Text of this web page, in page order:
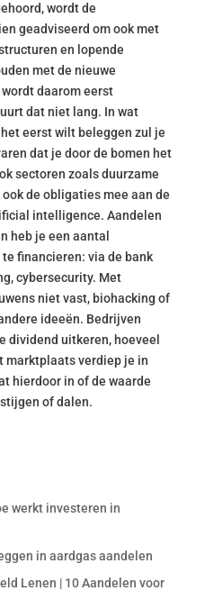
wordt de
geadviseerd om ook met
en lopende
met de nieuwe
daarom eerst
dat niet lang. In wat
eerst wilt beleggen zul je
dat je door de bomen het
sectoren zoals duurzame
de obligaties mee aan de
intelligence. Aandelen
heb je een aantal
financieren: via de bank
cybersecurity. Met
niet vast, biohacking of
ideeën. Bedrijven
dividend uitkeren, hoeveel
marktplaats verdiep je in
hierdoor in of de waarde
of dalen.
werkt investeren in
in aardgas aandelen
Lenen | 10 Aandelen voor